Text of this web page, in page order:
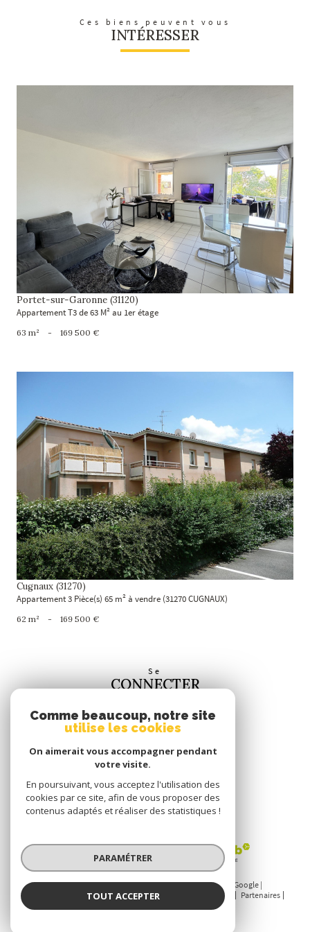
Ces biens peuvent vous
INTÉRESSER
voir le bien
Portet-sur-Garonne (31120)
Appartement T3 de 63 M² au 1er étage
63 m² - 169 500 €
voir le bien
Cugnaux (31270)
Appartement 3 Pièce(s) 65 m² à vendre (31270 CUGNAUX)
62 m² - 169 500 €
Se
CONNECTER
espace propriétaire
SUIVRE
Nous
© 2026 | Tous droits réservés | Traduction powered by Google |
Plan du site Mentions légales Admin
Partenaires
Comme beaucoup, notre site
utilise les cookies
On aimerait vous accompagner pendant
votre visite.
En poursuivant, vous acceptez l'utilisation des
cookies par ce site, afin de vous proposer des
contenus adaptés et réaliser des statistiques !
PARAMÉTRER
TOUT ACCEPTER